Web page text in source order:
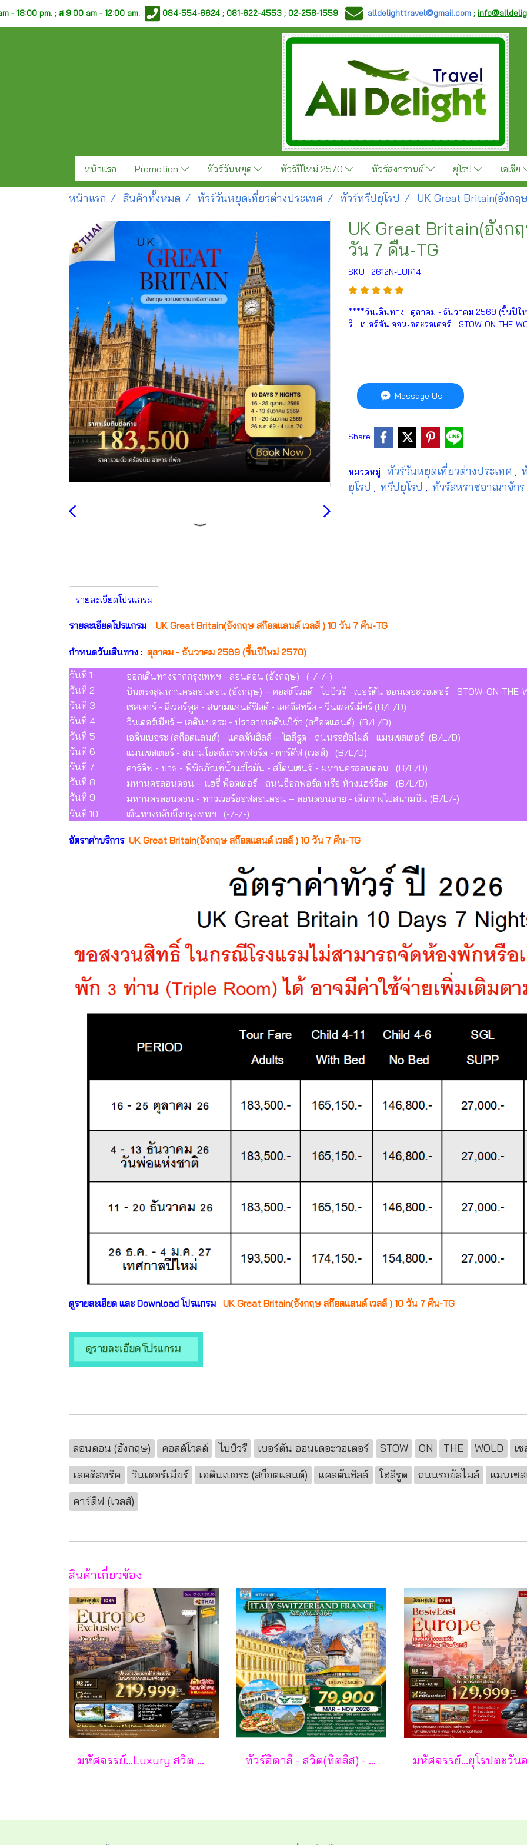
- 18:00 pm. ;ส 9:00 am - 12:00 am. 084-554-6624 ; 081-622-4553 ; 02-258-1559 alldelighttravel@gmail.com ;
หน้าแรก Promotion ทัวร์วันหยุด ทัวร์ปีใหม่ 2570 ทัวร์สงกรานต์ ยุโรป เอเชีย
หน้าแรก สินค้าทั้งหมด ทัวร์วันหยุดเที่ยวต่างประเทศ ทัวร์ทวีปยุโรป UK Great Britain(อังกฤ
UK Great Britain(อังก
วัน 7 คืน-TG
SKU : 2612N-EUR14
****วันเดินทาง : ตุลาคม - ธันวาคม 2569 (ขึ้นปี
รี - เบอร์ตัน ออนเดอะวอเตอร์ - STOW-ON-THE-
Message Us
Share
หมวดหมู่ : ทัวร์วันหยุดเที่ยวต่างประเทศ
ยุโรป
ทวีปยุโรป ทัวร์สหราชอาณาจัก
รายละเอียดโปรแกรม
รายละเอียดโปรแกรม UK Great Britain(อังกฤษ สก๊อตแลนด์ เวลส์ ) 10 วัน 7 คืน-TG
กำหนดวันเดินทาง : ตุลาคม - ธันวาคม 2569 (ขึ้นปีใหม่ 2570)
วันที่ 1
ออกเดินทางจากกรุงเทพฯ - ลอนดอน (อังกฤษ) (-/-/-)
วันที่ 2
บินตรงสู่มหานครลอนดอน (อังกฤษ) – คอสต์โวลด์ - ไบบิวรี - เบอร์ตัน ออนเดอะวอเตอร์ - STOW-ON-THE-
วันที่ 3
เชสเตอร์ - ลิเวอร์พูล - สนามแอนด์ฟิลด์ - เลคดิสทริค - วินเดอร์เมียร์ (B/L/D)
วันที่ 4
วินเดอร์เมียร์ – เอดินเบอระ - ปราสาทเอดินเบิร์ก (สก็อตแลนด์) (B/L/D)
วันที่ 5
เอดินเบอระ (สก็อตแลนด์) - แคลตันฮิลล์ – โฮลีรูด - ถนนรอยัลไมล์ - แมนเชสเตอร์ (B/L/D)
วันที่ 6
แมนเชสเตอร์ - สนามโอลด์แทรฟฟอร์ด - คาร์ดีฟ (เวลส์) (B/L/D)
วันที่ 7
คาร์ดีฟ - บาธ - พิพิธภัณฑ์น้ำแร่โรมัน - สโตนเฮนจ์ - มหานครลอนดอน (B/L/D)
วันที่ 8
มหานครลอนดอน – แฮรี่ พ็อตเตอร์ - ถนนอ็อกฟอร์ด หรือ ห้างแฮร์ร็อด (B/L/D)
วันที่ 9
มหานครลอนดอน - ทาวเวอร์ออฟลอนดอน – ลอนดอนอาย - เดินทางไปสนามบิน (B/L/-)
วันที่ 10
เดินทางกลับถึงกรุงเทพฯ (-/-/-)
อัตราค่าบริการUK Great Britain(อังกฤษ สก๊อตแลนด์ เวลส์ ) 10 วัน 7 คืน-TG
ดูรายละเอียด และ Download โปรแกรม UK Great Britain(อังกฤษ สก๊อตแลนด์ เวลส์ ) 10 วัน 7 คืน-TG
ลอนดอน (อังกฤษ) คอสต์โวลด์ ไบบิวรี เบอร์ตัน ออนเดอะวอเตอร์ STOW ON THE WOLD เ
เลคดิสทริค
วินเดอร์เมียร์ เอดินเบอระ (สก็อตแลนด์) แคลตันฮิลล์ โฮลีรูด ถนนรอยัลไมล์ แมนเช
คาร์ดีฟ (เวลส์)
สินค้าเกี่ยวข้อง
มหัศจรรย์...Luxury สวิต ฝรั่งเศส นอนหรู ระเบียงวิวหอไอเฟล 2 คืน กรุ๊ป 10 ท่าน 9 วัน 6 คืน - TG ทัวร์อิตาลี - สวิต(ทิตลิส) - ฝรั่งเศส 10 วัน -SV